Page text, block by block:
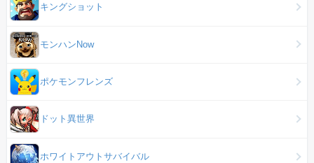
キングショット
モンハンNow
ポケモンフレンズ
ドット異世界
ホワイトアウトサバイバル